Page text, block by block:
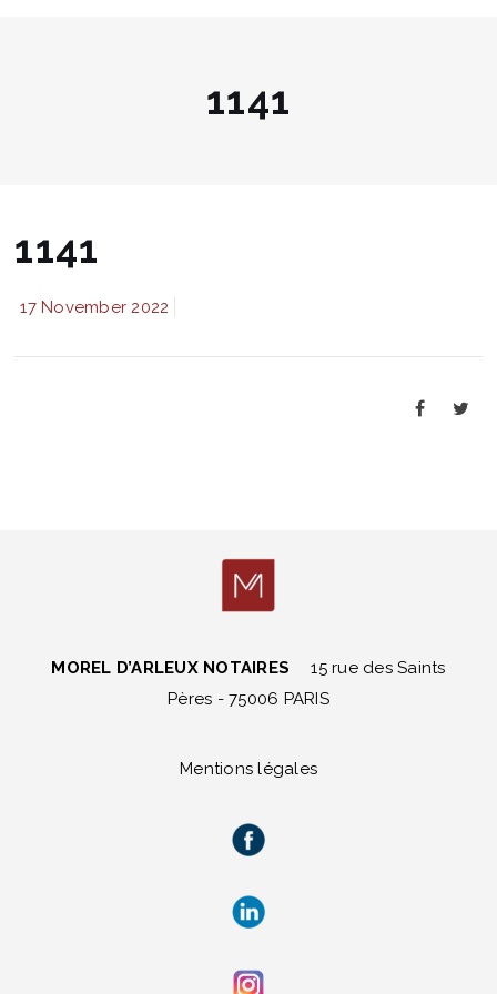
1141
1141
17 November 2022
MOREL D’ARLEUX NOTAIRES
15 rue des Saints
Pères - 75006 PARIS
Mentions légales